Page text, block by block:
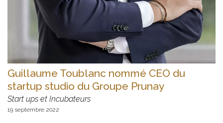
Guillaume Toublanc nommé CEO du
startup studio du Groupe Prunay
Start ups et Incubateurs
19 septembre 2022